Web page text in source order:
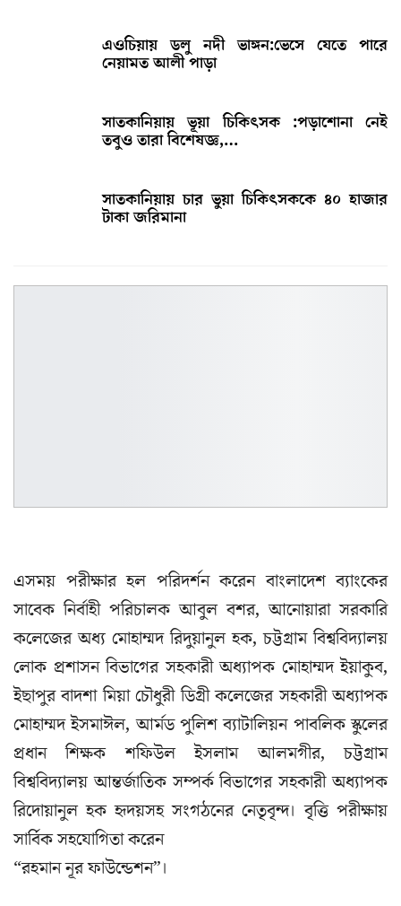
এওচিয়ায় ডলু নদী ভাঙ্গন:ভেসে যেতে পারে
নেয়ামত আলী পাড়া
সাতকানিয়ায় ভূয়া চিকিৎসক :পড়াশোনা নেই
তবুও তারা বিশেষজ্ঞ,…
সাতকানিয়ায় চার ভুয়া চিকিৎসককে ৪০ হাজার
টাকা জরিমানা
এসময় পরীক্ষার হল পরিদর্শন করেন বাংলাদেশ ব্যাংকের
সাবেক নির্বাহী পরিচালক আবুল বশর, আনোয়ারা সরকারি
কলেজের অধ্য মোহাম্মদ রিদুয়ানুল হক, চট্টগ্রাম বিশ্ববিদ্যালয়
লোক প্রশাসন বিভাগের সহকারী অধ্যাপক মোহাম্মদ ইয়াকুব,
ইছাপুর বাদশা মিয়া চৌধুরী ডিগ্রী কলেজের সহকারী অধ্যাপক
মোহাম্মদ ইসমাঈল, আর্মড পুলিশ ব্যাটালিয়ন পাবলিক স্কুলের
প্রধান শিক্ষক শফিউল ইসলাম আলমগীর, চট্টগ্রাম
বিশ্ববিদ্যালয় আন্তর্জাতিক সম্পর্ক বিভাগের সহকারী অধ্যাপক
রিদোয়ানুল হক হৃদয়সহ সংগঠনের নেতৃবৃন্দ। বৃত্তি পরীক্ষায়
সার্বিক সহযোগিতা করেন
“রহমান নূর ফাউন্ডেশন”।